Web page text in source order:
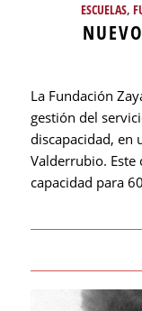
ESCUELAS,
La Fundación
gestión del
discapacidad, en
Valderrubio. Este
capacidad para